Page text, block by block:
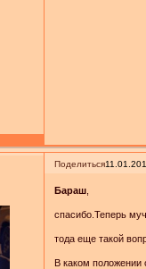
Поделиться
Бараш
спасибо.Теперь
тода еще такой
В каком положении